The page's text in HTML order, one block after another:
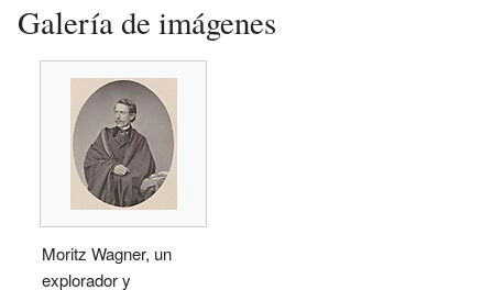
Galería de imágenes
Moritz Wagner, un
explorador y